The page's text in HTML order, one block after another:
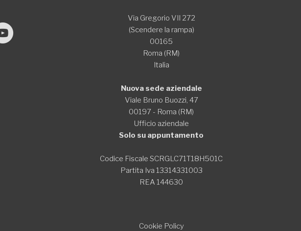
Via Gregorio VII 272
(Scendere la rampa)
00165
Roma (RM)
Italia
Nuova sede aziendale
Viale Bruno Buozzi, 47
00197 - Roma (RM)
Ufficio aziendale
Solo su appuntamento
Codice Fiscale SCRGLC71T18H501C
Partita Iva 13314331003
REA 144630
Cookie Policy